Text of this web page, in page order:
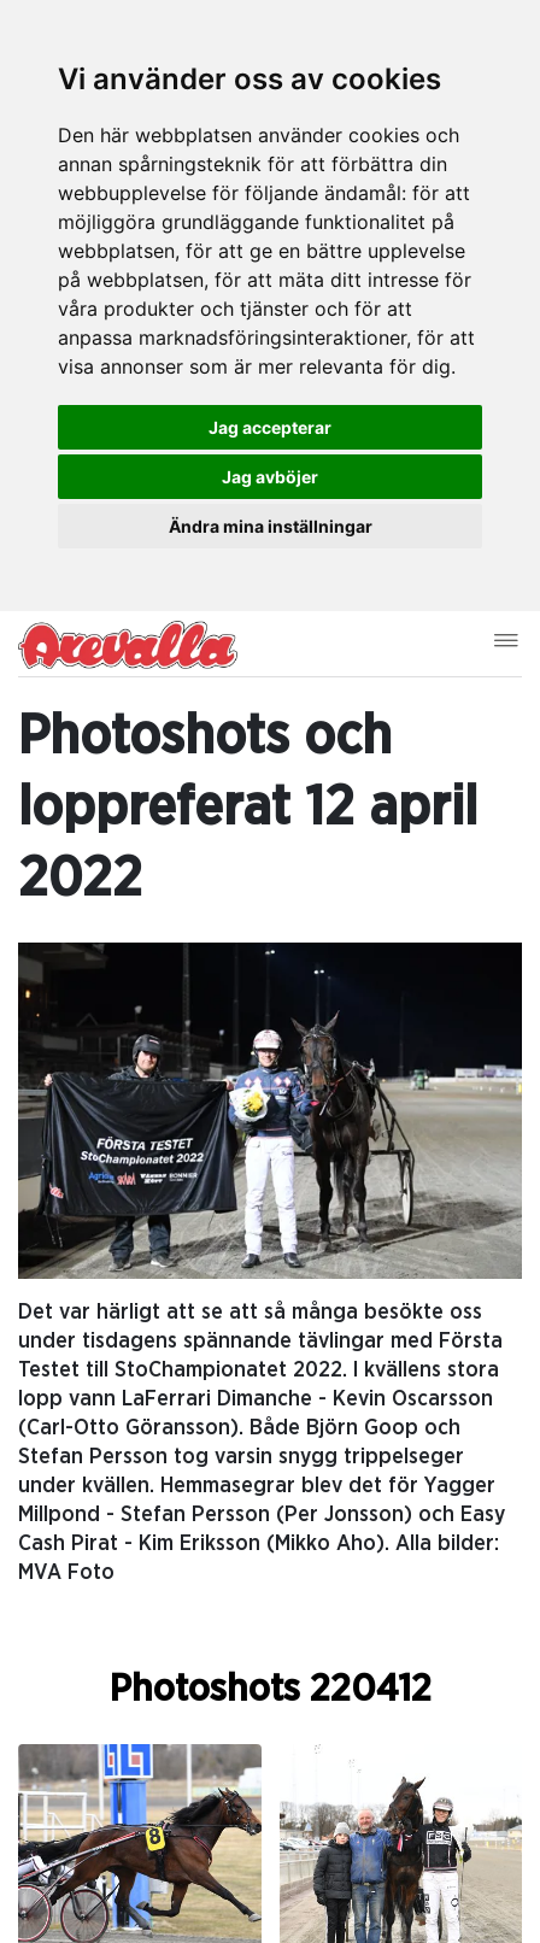
Vi använder oss av cookies
Den här webbplatsen använder cookies och
annan spårningsteknik för att förbättra din
webbupplevelse för följande ändamål: för att
möjliggöra grundläggande funktionalitet på
webbplatsen, för att ge en bättre upplevelse
på webbplatsen, för att mäta ditt intresse för
våra produkter och tjänster och för att
anpassa marknadsföringsinteraktioner, för att
visa annonser som är mer relevanta för dig.
Jag accepterar
Jag avböjer
Ändra mina inställningar
Photoshots och
loppreferat 12 april
2022
Det var härligt att se att så många besökte oss
under tisdagens spännande tävlingar med Första
Testet till StoChampionatet 2022. I kvällens stora
lopp vann LaFerrari Dimanche - Kevin Oscarsson
(Carl-Otto Göransson). Både Björn Goop och
Stefan Persson tog varsin snygg trippelseger
under kvällen. Hemmasegrar blev det för Yagger
Millpond - Stefan Persson (Per Jonsson) och Easy
Cash Pirat - Kim Eriksson (Mikko Aho). Alla bilder:
MVA Foto
Photoshots 220412